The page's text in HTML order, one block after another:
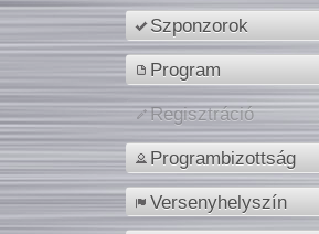
Szponzorok
Program
Regisztráció
Programbizottság
Versenyhelyszín